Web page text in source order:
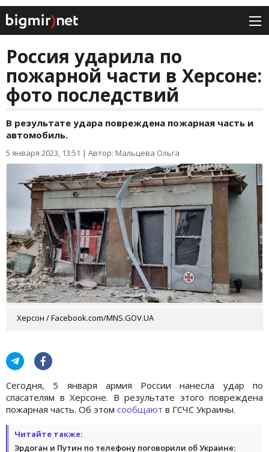
Россия ударила по
пожарной части в Херсоне:
фото последствий
В результате удара повреждена пожарная часть и
автомобиль.
5 января 2023, 13:51 | Автор: Мальцева Ольга
Херсон / Facebook.com/MNS.GOV.UA
Сегодня, 5 января армия России нанесла удар по
спасателям в Херсоне. В результате этого повреждена
пожарная часть. Об этом сообщают в ГСЧС Украины.
Читайте также:
Эрдоган и Путин по телефону поговорили об Украине: